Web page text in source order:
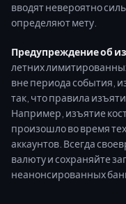
вводят невероятно
определяют мету.
Предупреждение об
летних
вне периода события,
так, что правила
Например, изъятие
произошло во время
аккаунтов. Всегда
валюту и сохраняйте
неанонсированных